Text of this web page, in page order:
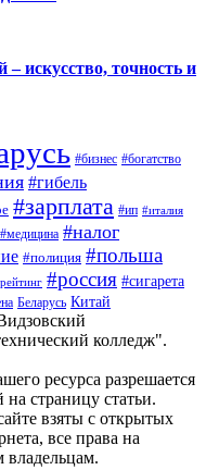
– искусство, точность и
#бизнес #богатство
#гибель
#зарплата #ип #италия
#медицина #налог
#полиция #польша
#россия #сигарета
Беларусь Китай
колледж".
ресурса разрешается
страницу статьи.
взяты с открытых
все права на
владельцам.